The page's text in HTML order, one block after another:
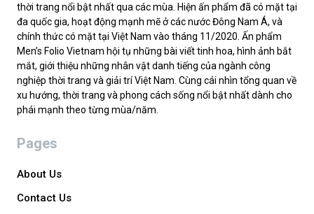
thời trang nổi bật nhất qua các mùa. Hiện ấn phẩm đã có mặt tại
đa quốc gia, hoạt động mạnh mẽ ở các nước Đông Nam Á, và
chính thức có mặt tại Việt Nam vào tháng 11/2020. Ấn phẩm
Men’s Folio Vietnam hội tụ những bài viết tinh hoa, hình ảnh bắt
mắt, giới thiệu những nhân vật danh tiếng của ngành công
nghiệp thời trang và giải trí Việt Nam. Cùng cái nhìn tổng quan về
xu hướng, thời trang và phong cách sống nổi bật nhất dành cho
phái mạnh theo từng mùa/năm.
Pages
About Us
Contact Us